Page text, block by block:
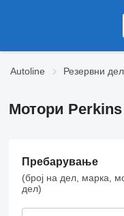
Autoline Резервни
Мотори Perkins
Пребарување
(број на дел, марка,
дел)